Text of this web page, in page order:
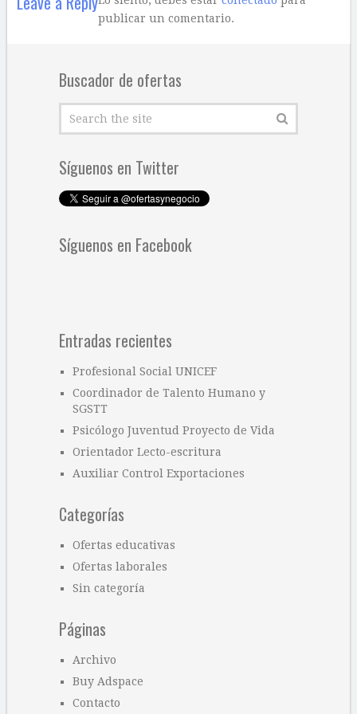
publicar un comentario.
Buscador de ofertas
Síguenos en Twitter
Síguenos en Facebook
Entradas recientes
Profesional Social UNICEF
Coordinador de Talento Humano y
SGSTT
Psicólogo Juventud Proyecto de Vida
Orientador Lecto-escritura
Auxiliar Control Exportaciones
Categorías
Ofertas educativas
Ofertas laborales
Sin categoría
Páginas
Archivo
Buy Adspace
Contacto